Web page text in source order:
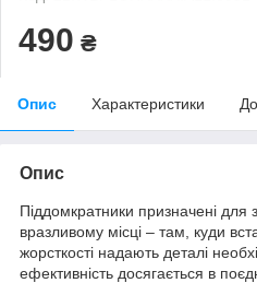
490 ₴
Опис Характеристики
Опис
Піддомкратники призначені для
вразливому місці – там, куди
жорсткості надають деталі
ефективність досягається в